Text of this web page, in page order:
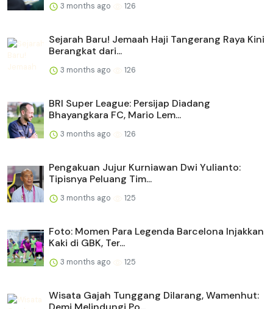
3 months ago 126
Sejarah Baru! Jemaah Haji Tangerang Raya Kini
Berangkat dari...
3 months ago 126
BRI Super League: Persijap Diadang
Bhayangkara FC, Mario Lem...
3 months ago 126
Pengakuan Jujur Kurniawan Dwi Yulianto:
Tipisnya Peluang Tim...
3 months ago 125
Foto: Momen Para Legenda Barcelona Injakkan
Kaki di GBK, Ter...
3 months ago 125
Wisata Gajah Tunggang Dilarang, Wamenhut: